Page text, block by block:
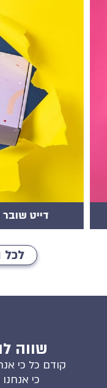
דייט
לכל
שווה
קודם כל כי
כי